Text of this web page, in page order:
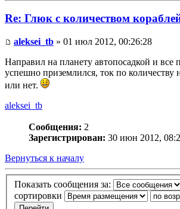
Re: Глюк с количеством
aleksei_tb » 01 июл 2012, 00:26:28
Направил на планету автопосадкой и все
успешно приземлился, ток по количеству
или нет.
aleksei_tb
Сообщения: 2
Зарегистрирован: 30 июн 2012,
Вернуться к началу
Показать сообщения за:
сортировки